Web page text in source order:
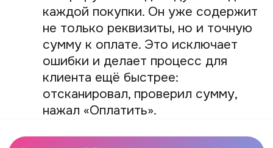
Подтверждение.Покупатель
выбирает счёт, с которого будут
списаны деньги, и подтверждает
операцию привычным способом:
по отпечатку пальца, Face ID или
с помощью пароля
Готово!Деньги мгновенно
списываются у покупателя
и зачисляются на ваш расчётный